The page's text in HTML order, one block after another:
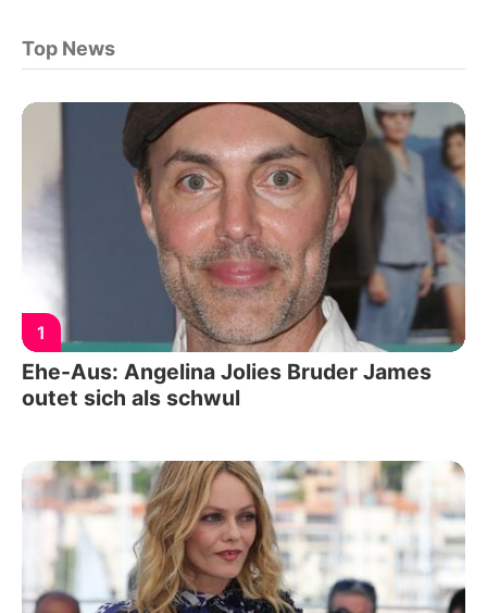
Top News
1
Ehe-Aus: Angelina Jolies Bruder James
outet sich als schwul